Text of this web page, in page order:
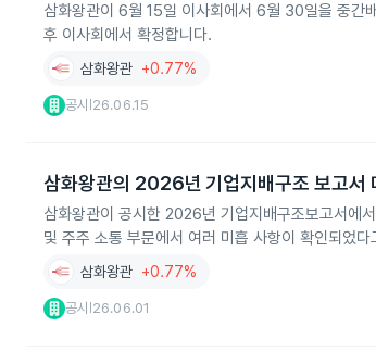
삼화왕관이 6월 15일 이사회에서 6월 30일을 중간
후 이사회에서 확정합니다.
삼화왕관 +0.77%
공시 26.06.15
삼화왕관의 2026년 기업지배구조 보고서
삼화왕관이 공시한 2026년 기업지배구조보고서에
및 주주 소통 부문에서 여러 미흡 사항이 확인되었다
삼화왕관 +0.77%
공시 26.06.01